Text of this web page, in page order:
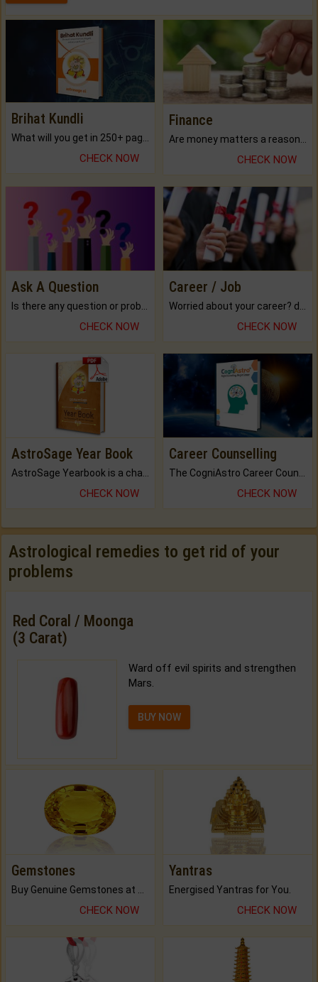
Brihat Kundli
CHECK NOW
Finance
CHECK NOW
Ask A Question
Is there any question or problem lingering.
CHECK NOW
Career / Job
Worried about your career? don't know what is.
CHECK NOW
AstroSage Year Book
AstroSage Yearbook is a channel to fulfill your dreams and destiny.
CHECK NOW
Career Counselling
The CogniAstro Career Counselling Report is the most comprehensive report available on this topic.
CHECK NOW
Astrological remedies to get rid of your
problems
Red Coral / Moonga
(3 Carat)
Ward off evil spirits and strengthen
Mars.
BUY NOW
Gemstones
CHECK NOW
Yantras
Energised Yantras for You.
CHECK NOW